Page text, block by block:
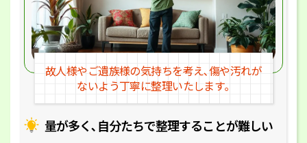
量が多く､自分たちで整理することが難しい
故人様やご遺族様の気持ちを考え､傷や汚れが
ないよう丁寧に整理いたします｡